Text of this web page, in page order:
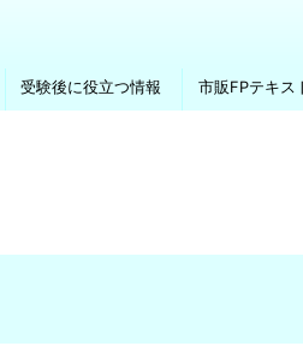
受験後に役立つ情報 市販FPテキス